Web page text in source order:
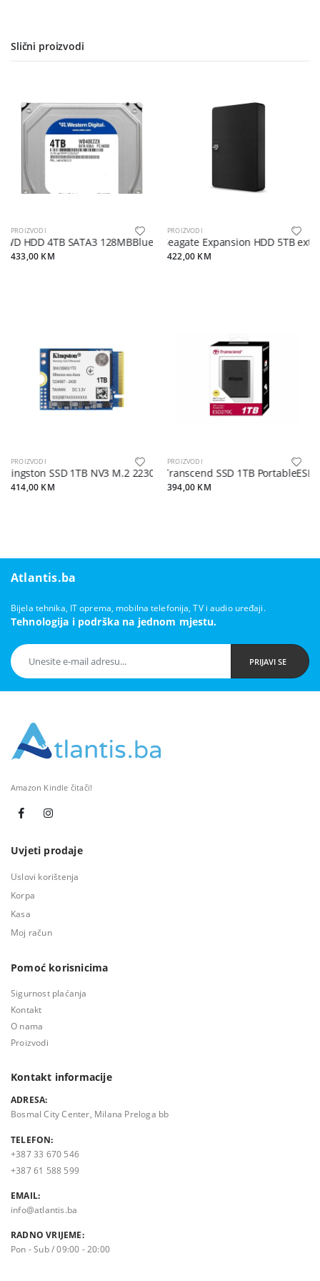
Slični proizvodi
PROIZVODI
WD HDD 4TB SATA3 128MBBlue,5400RPM
433,00 KM
PROIZVODI
Seagate Expansion HDD 5TB
422,00 KM
PROIZVODI
Kingston SSD 1TB NV3 M.2 2230NVMe PCIe Gen 4.0x4R/W : 6000/
414,00 KM
PROIZVODI
Transcend SSD 1TB
394,00 KM
Atlantis.ba
Bijela tehnika, IT oprema, mobilna telefonija, TV i audio uređaji.
Tehnologija i podrška na jednom mjestu.
PRIJAVI SE
Amazon Kindle čitači!
Uvjeti prodaje
Uslovi korištenja
Korpa
Kasa
Moj račun
Pomoć korisnicima
Sigurnost plaćanja
Kontakt
O nama
Proizvodi
Kontakt informacije
ADRESA:
Bosmal City Center, Milana Preloga bb
TELEFON:
+387 33 670 546
+387 61 588 599
EMAIL:
info@atlantis.ba
RADNO VRIJEME:
Pon - Sub / 09:00 - 20:00